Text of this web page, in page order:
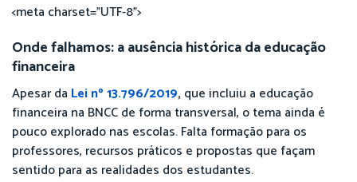
<meta charset="UTF-8">
Onde falhamos: a ausência histórica da educação
financeira
Apesar da Lei nº 13.796/2019, que incluiu a educação
financeira na BNCC de forma transversal, o tema ainda é
pouco explorado nas escolas. Falta formação para os
professores, recursos práticos e propostas que façam
sentido para as realidades dos estudantes.